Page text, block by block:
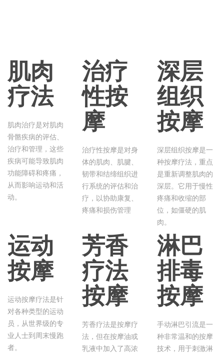
肌肉
疗法
肌肉治疗是对肌肉
骨骼疾病的评估、
治疗和管理，这些
疾病可能导致肌肉
功能障碍和疼痛，
从而影响运动和活
动。
治疗
性按
摩
治疗性按摩是对身
体的肌肉、肌腱、
韧带和结缔组织进
行系统的评估和治
疗，以协助康复、
疼痛和损伤管理
深层
组织
按摩
深层组织按摩是一
种按摩疗法，重点
是重新调整肌肉的
深层。它用于慢性
疼痛和收缩的部
位，如僵硬的肌
肉。
运动
按摩
运动按摩疗法是针
对各种类型的运动
员，从世界级的专
业人士到周末慢跑
者。
芳香
疗法
按摩
芳香疗法是按摩疗
法，但在按摩油或
乳液中加入了高浓
淋巴
排毒
按摩
手动淋巴引流是一
种非常温和的按摩
技术，用于刺激淋